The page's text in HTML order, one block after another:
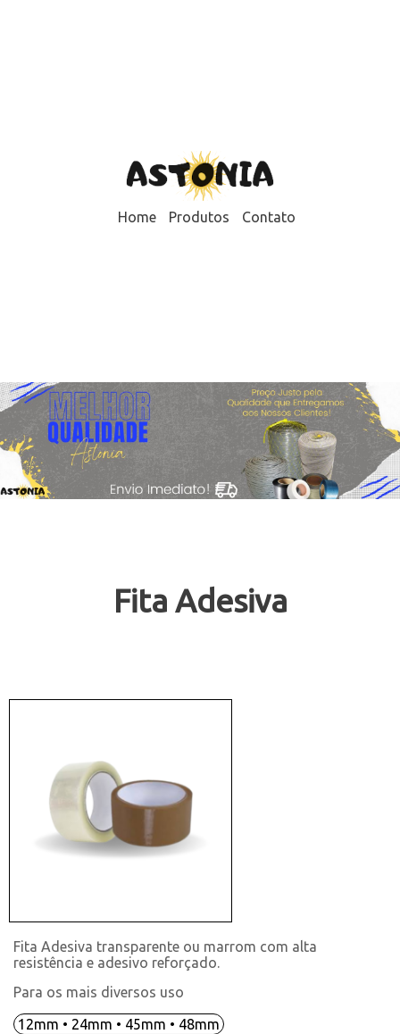
Home Produtos Contato
Fita Adesiva
Fita Adesiva transparente ou marrom com alta
resistência e adesivo reforçado.
Para os mais diversos uso
12mm • 24mm • 45mm • 48mm